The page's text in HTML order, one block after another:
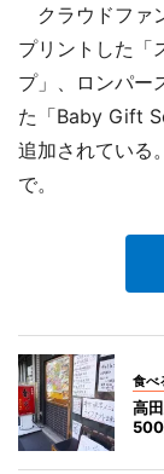
クラウドファ
プリントした「
プ」、ロンパー
た「Baby Gift
追加されている
で。
食べ
高
500